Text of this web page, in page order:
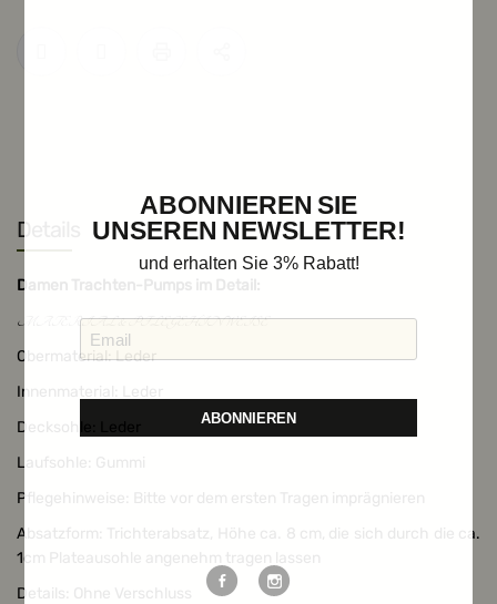
Details
Damen Trachten-Pumps im Detail:
MATERIAL & PFLEGEHINWEISE
Obermaterial: Leder
Innenmaterial: Leder
Decksohle: Leder
Laufsohle: Gummi
Pflegehinweise: Bitte vor dem ersten Tragen imprägnieren
Absatzform: Trichterabsatz, Höhe ca. 8 cm, die sich durch die ca.
1cm Plateausohle angenehm tragen lassen
Details: Ohne Verschluss
ABONNIEREN SIE
UNSEREN NEWSLETTER!
und erhalten Sie 3% Rabatt!
ABONNIEREN